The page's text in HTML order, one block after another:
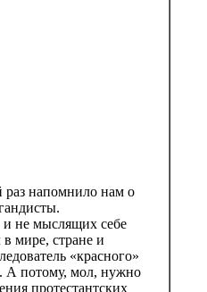
раз напомнило нам о
и не мыслящих себе
мире, стране и
«красного»
А потому, мол, нужно
протестантских